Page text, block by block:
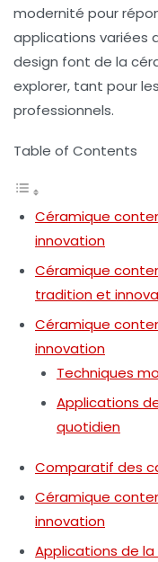
modernité pour
applications variées
design font de la
explorer, tant pour
professionnels.
Table of Contents
Céramique
innovation
Céramique
tradition et
Céramique
innovation
Techniques
Applications
quotidien
Comparatif des
Céramique
innovation
Applications de